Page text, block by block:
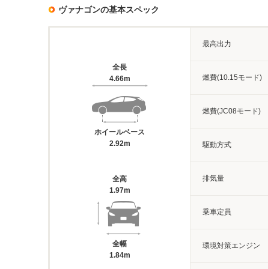
ヴァナゴンの基本スペック
全長
4.66m
ホイールベース
2.92m
全高
1.97m
全幅
1.84m
最高出力
燃費(10.15モード)
燃費(JC08モード)
駆動方式
排気量
乗車定員
環境対策エンジン